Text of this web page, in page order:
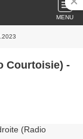
MENU
Courtoisie) -